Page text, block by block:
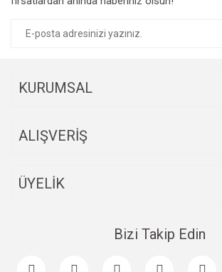
Ürün açıklamasında eksik bilgiler bulunuyor.
KURUMSAL
ALIŞVERİŞ
ÜYELİK
Bizi Takip Edin